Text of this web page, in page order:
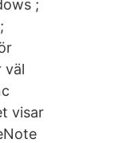
;
väl
visar